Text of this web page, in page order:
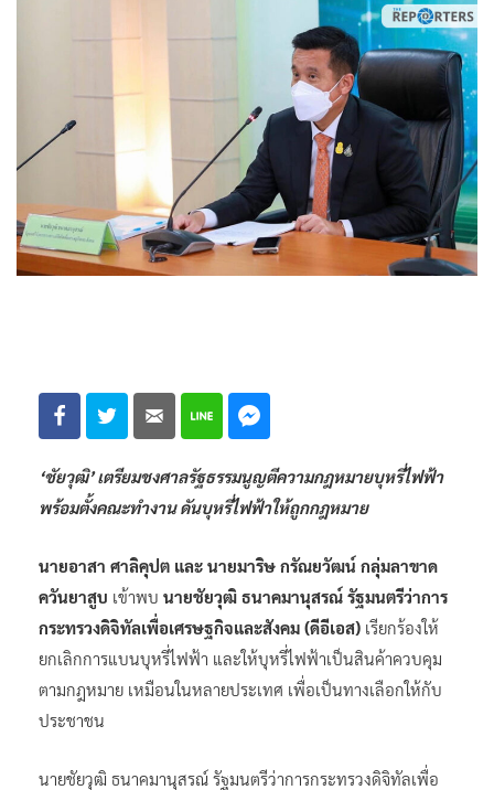
‘ชัยวุฒิ’ เตรียมชงศาลรัฐธรรมนูญตีความกฎหมายบุหรี่ไฟฟ้า
พร้อมตั้งคณะทำงาน ดันบุหรี่ไฟฟ้าให้ถูกกฎหมาย
นายอาสา ศาลิคุปต และ นายมาริษ กรัณยวัฒน์ กลุ่มลาขาด
ควันยาสูบ เข้าพบ นายชัยวุฒิ ธนาคมานุสรณ์ รัฐมนตรีว่าการ
กระทรวงดิจิทัลเพื่อเศรษฐกิจและสังคม (ดีอีเอส) เรียกร้องให้
ยกเลิกการแบนบุหรี่ไฟฟ้า และให้บุหรี่ไฟฟ้าเป็นสินค้าควบคุม
ตามกฎหมาย เหมือนในหลายประเทศ เพื่อเป็นทางเลือกให้กับ
ประชาชน
นายชัยวุฒิ ธนาคมานุสรณ์ รัฐมนตรีว่าการกระทรวงดิจิทัลเพื่อ